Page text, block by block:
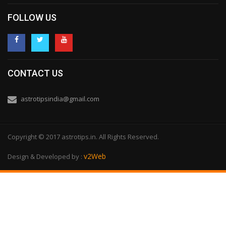
FOLLOW US
CONTACT US
astrotipsindia@gmail.com
Copyright © 2017 astrotips.in. All Rights Reserved.
Design & Developed by : v2Web